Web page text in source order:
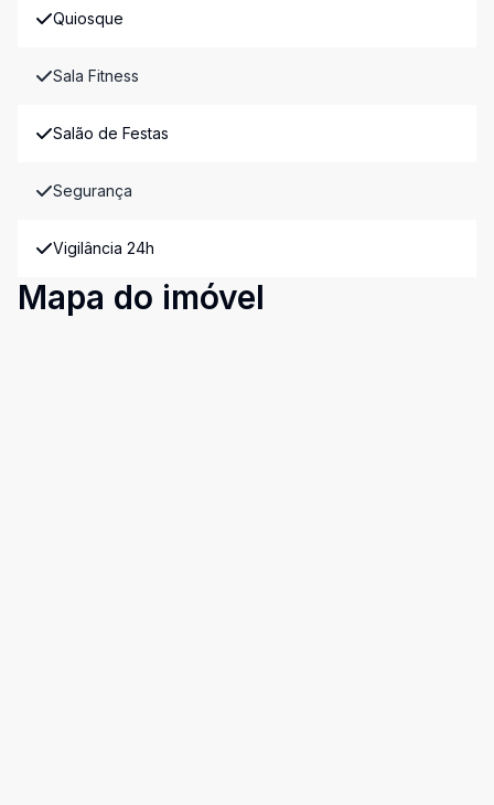
Quiosque
Sala Fitness
Salão de Festas
Segurança
Vigilância 24h
Mapa do imóvel